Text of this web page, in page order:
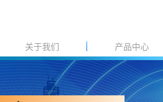
关于我们 产品中心